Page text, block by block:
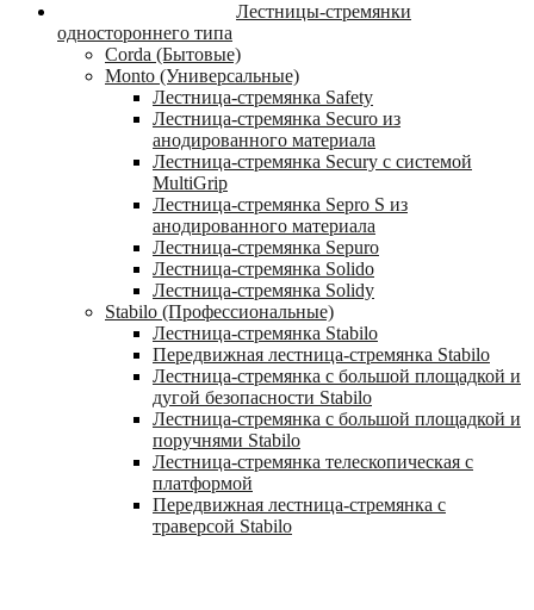
Лестницы-стремянки
одностороннего типа
Corda (Бытовые)
Monto (Универсальные)
Лестница-стремянка Safety
Лестница-стремянка Securo из
анодированного материала
Лестница-стремянка Secury с системой
MultiGrip
Лестница-стремянка Sepro S из
анодированного материала
Лестница-стремянка Sepuro
Лестница-стремянка Solido
Лестница-стремянка Solidy
Stabilo (Профессиональные)
Лестница-стремянка Stabilo
Передвижная лестница-стремянка Stabilo
Лестница-стремянка с большой площадкой и
дугой безопасности Stabilo
Лестница-стремянка с большой площадкой и
поручнями Stabilo
Лестница-стремянка телескопическая с
платформой
Передвижная лестница-стремянка с
траверсой Stabilo